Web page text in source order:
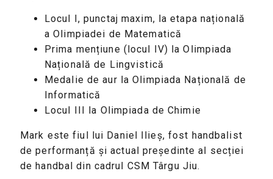
Locul I, punctaj maxim, la etapa națională
a Olimpiadei de Matematică
Prima mențiune (locul IV) la Olimpiada
Națională de Lingvistică
Medalie de aur la Olimpiada Națională de
Informatică
Locul III la Olimpiada de Chimie
Mark este fiul lui Daniel Ilieș, fost handbalist
de performanță și actual președinte al secției
de handbal din cadrul CSM Târgu Jiu.